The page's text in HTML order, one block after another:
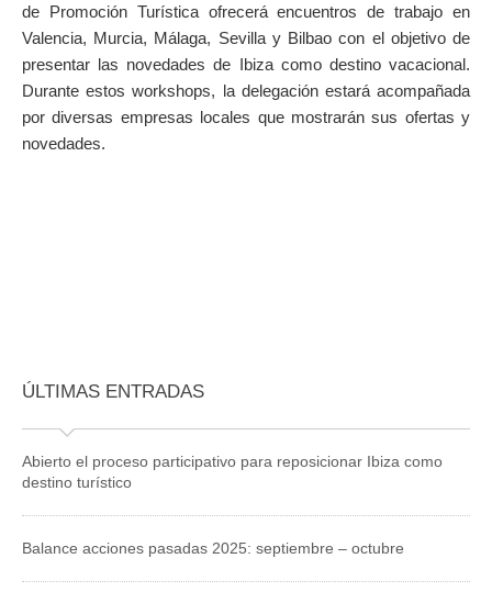
de Promoción Turística ofrecerá encuentros de trabajo en
Valencia, Murcia, Málaga, Sevilla y Bilbao con el objetivo de
presentar las novedades de Ibiza como destino vacacional.
Durante estos workshops, la delegación estará acompañada
por diversas empresas locales que mostrarán sus ofertas y
novedades.
ÚLTIMAS ENTRADAS
Abierto el proceso participativo para reposicionar Ibiza como
destino turístico
Balance acciones pasadas 2025: septiembre – octubre